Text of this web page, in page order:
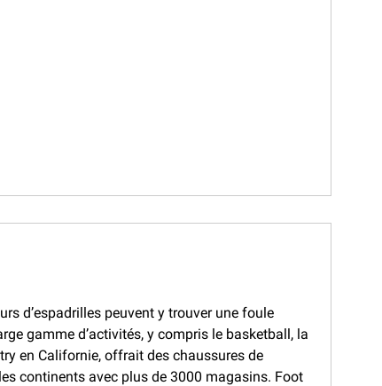
d’espadrilles peuvent y trouver une foule
gamme d’activités, y compris le basketball, la
en Californie, offrait des chaussures de
continents avec plus de 3000 magasins. Foot